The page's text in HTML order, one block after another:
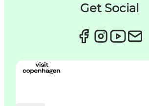
Get Social